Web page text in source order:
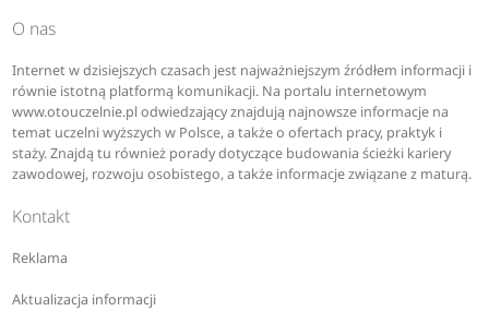
O nas
Internet w dzisiejszych czasach jest najważniejszym źródłem informacji i
równie istotną platformą komunikacji. Na portalu internetowym
www.otouczelnie.pl odwiedzający znajdują najnowsze informacje na
temat uczelni wyższych w Polsce, a także o ofertach pracy, praktyk i
staży. Znajdą tu również porady dotyczące budowania ścieżki kariery
zawodowej, rozwoju osobistego, a także informacje związane z maturą.
Kontakt
Reklama
Aktualizacja informacji